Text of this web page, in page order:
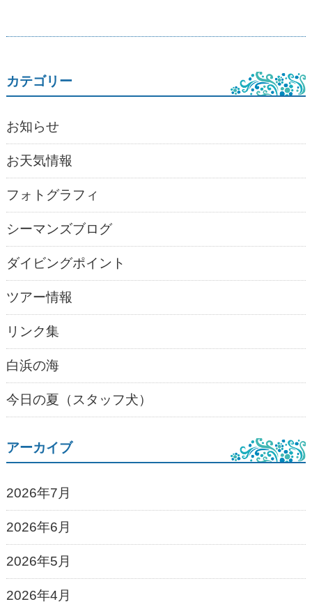
カテゴリー
お知らせ
お天気情報
フォトグラフィ
シーマンズブログ
ダイビングポイント
ツアー情報
リンク集
白浜の海
今日の夏（スタッフ犬）
アーカイブ
2026年7月
2026年6月
2026年5月
2026年4月